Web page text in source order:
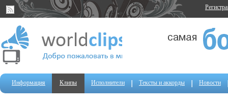
Информация Клипы Исполнители Тексты и аккорды Новости